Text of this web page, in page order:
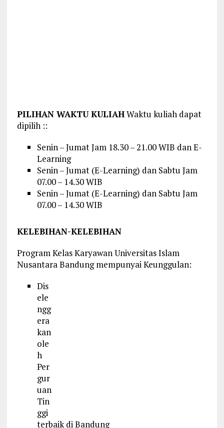
PILIHAN WAKTU KULIAHWaktu kuliah dapat
dipilih ::
Senin – Jumat Jam 18.30 – 21.00 WIB dan E-
Learning
Senin – Jumat (E-Learning) dan Sabtu Jam
07.00 – 14.30 WIB
Senin – Jumat (E-Learning) dan Sabtu Jam
07.00 – 14.30 WIB
KELEBIHAN-KELEBIHAN
Program Kelas Karyawan Universitas Islam
Nusantara Bandung mempunyai Keunggulan:
Dis
ele
ngg
era
kan
ole
h
Per
gur
uan
Tin
ggi
terbaik di Bandung